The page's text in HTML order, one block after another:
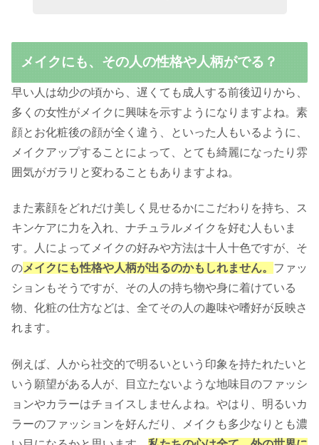
メイクにも、その人の性格や人柄がでる？
早い人は幼少の頃から、遅くても成人する前後辺りから、
多くの女性がメイクに興味を示すようになりますよね。素
顔とお化粧後の顔が全く違う、といった人もいるように、
メイクアップすることによって、とても綺麗になったり雰
囲気がガラリと変わることもありますよね。
また素顔をどれだけ美しく見せるかにこだわりを持ち、ス
キンケアに力を入れ、ナチュラルメイクを好む人もいま
す。人によってメイクの好みや方法は十人十色ですが、そ
のメイクにも性格や人柄が出るのかもしれません。 ファッ
ションもそうですが、その人の持ち物や身に着けている
物、化粧の仕方などは、全てその人の趣味や嗜好が反映さ
れます。
例えば、人から社交的で明るいという印象を持たれたいと
いう願望がある人が、目立たないような地味目のファッシ
ョンやカラーはチョイスしませんよね。やはり、明るいカ
ラーのファッションを好んだり、メイクも多少なりとも濃